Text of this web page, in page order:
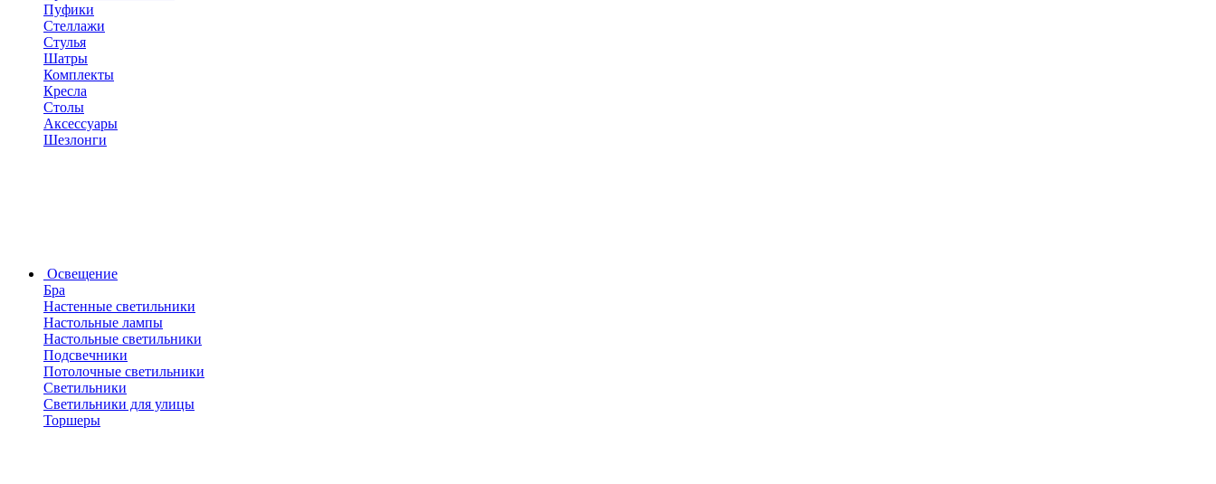
Пуфики
Стеллажи
Стулья
Шатры
Комплекты
Кресла
Столы
Аксессуары
Шезлонги
Освещение
Бра
Настенные светильники
Настольные лампы
Настольные светильники
Подсвечники
Потолочные светильники
Светильники
Светильники для улицы
Торшеры